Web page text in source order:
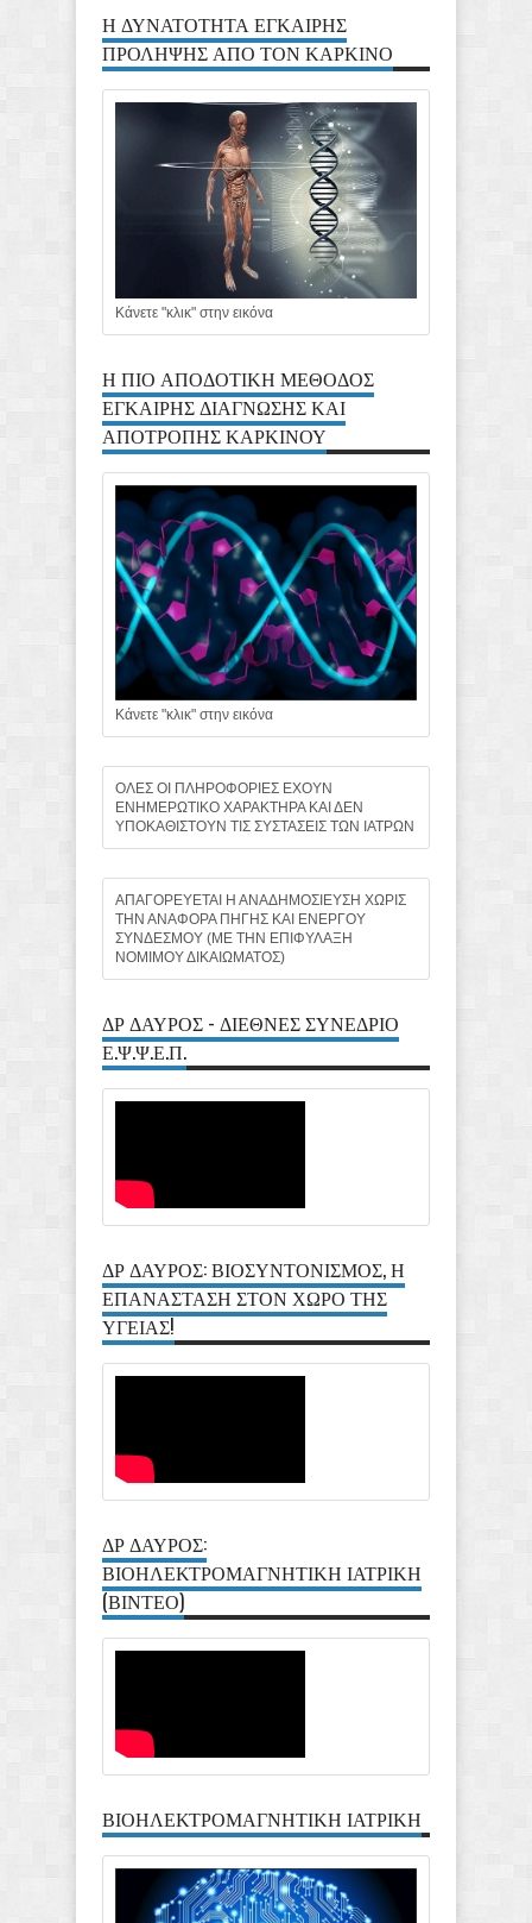
Η ΔΥΝΑΤΟΤΗΤΑ ΕΓΚΑΙΡΗΣ
ΠΡΟΛΗΨΗΣ ΑΠΟ ΤΟΝ ΚΑΡΚΙΝΟ
Κάνετε "κλικ" στην εικόνα
Η ΠΙΟ ΑΠΟΔΟΤΙΚΗ ΜΕΘΟΔΟΣ
ΕΓΚΑΙΡΗΣ ΔΙΑΓΝΩΣΗΣ ΚΑΙ
ΑΠΟΤΡΟΠΗΣ ΚΑΡΚΙΝΟΥ
Κάνετε "κλικ" στην εικόνα
ΟΛΕΣ ΟΙ ΠΛΗΡΟΦΟΡΙΕΣ ΕΧΟΥΝ
ΕΝΗΜΕΡΩΤΙΚΟ ΧΑΡΑΚΤΗΡΑ ΚΑΙ ΔΕΝ
ΥΠΟΚΑΘΙΣΤΟΥΝ ΤΙΣ ΣΥΣΤΑΣΕΙΣ ΤΩΝ ΙΑΤΡΩΝ
ΑΠΑΓΟΡΕΥΕΤΑΙ Η ΑΝΑΔΗΜΟΣΙΕΥΣΗ ΧΩΡΙΣ
ΤΗΝ ΑΝΑΦΟΡΑ ΠΗΓΗΣ ΚΑΙ ΕΝΕΡΓΟΥ
ΣΥΝΔΕΣΜΟΥ (ΜΕ ΤΗΝ ΕΠΙΦΥΛΑΞΗ
ΝΟΜΙΜΟΥ ΔΙΚΑΙΩΜΑΤΟΣ)
ΔΡ ΔΑΥΡΟΣ - ΔΙΕΘΝΕΣ ΣΥΝΕΔΡΙΟ
Ε.Ψ.Ψ.Ε.Π.
ΔΡ ΔΑΥΡΟΣ: ΒΙΟΣΥΝΤΟΝΙΣΜΟΣ, Η
ΕΠΑΝΑΣΤΑΣΗ ΣΤΟΝ ΧΩΡΟ ΤΗΣ
ΥΓΕΙΑΣ!
ΔΡ ΔΑΥΡΟΣ:
ΒΙΟΗΛΕΚΤΡΟΜΑΓΝΗΤΙΚΗ ΙΑΤΡΙΚΗ
(ΒΙΝΤΕΟ)
ΒΙΟΗΛΕΚΤΡΟΜΑΓΝΗΤΙΚΗ ΙΑΤΡΙΚΗ